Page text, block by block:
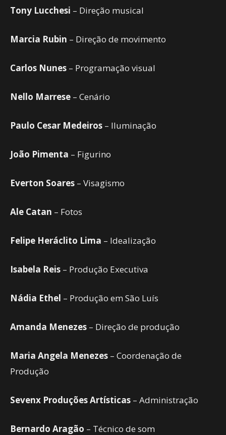
Tony Lucchesi – Direção musical
Marcia Rubin – Direção de movimento
Carlos Nunes – Programação visual
Nello Marrese – Cenário
Paulo Cesar Medeiros – Iluminação
João Pimenta – Figurino
Everton Soares – Visagismo
Ale Catan – Fotos
Felipe Heráclito Lima – Idealização
Isabela Reis – Produção Executiva
Nádia Ethel – Produção em São Luís
Amanda Menezes – Direção de produção
Maria Angela Menezes – Coordenação de
Produção
Sevenx Produções Artísticas – Administração
Bernardo Aragão – Técnico de som